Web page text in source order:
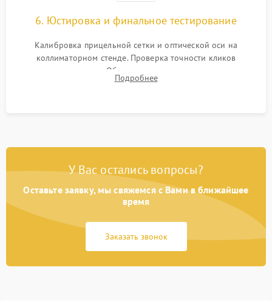
6. Юстировка и финальное тестирование
Калибровка прицельной сетки и оптической оси на
коллиматорном стенде. Проверка точности кликов
механизма поправок. Обязательное испытание прицела на
ударном стенде для проверки устойчивости к отдаче и
Подробнее
У Вас остались вопросы?
Оставьте заявку, мы свяжемся с Вами в ближайшее
время
Заказать звонок